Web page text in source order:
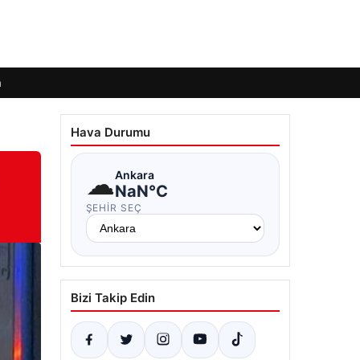
Hava Durumu
☁Ankara
NaN°C
ŞEHIR SEÇ
Bizi Takip Edin